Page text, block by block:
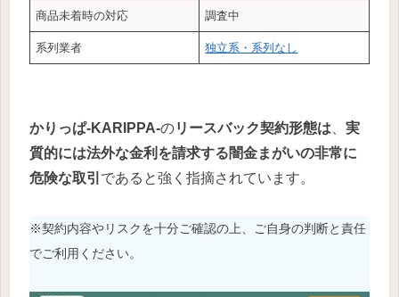
商品未着時の対応 調査中
系列業者 独立系・系列なし
かりっぱ-KARIPPA-のリースバック契約形態は
実
質的には法外な金利を請求する闇金まがいの非常に
危険な取引 であると強く指摘されています。
※契約内容やリスクを十分ご確認の上、ご自身の判断と責任
でご利用ください。